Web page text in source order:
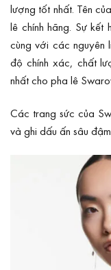
lượng tốt nhất. Tên
lê chính hãng. Sự
cùng với các nguyên
độ chính xác, chất
nhất cho pha lê
Các trang sức của
và ghi dấu ấn sâu